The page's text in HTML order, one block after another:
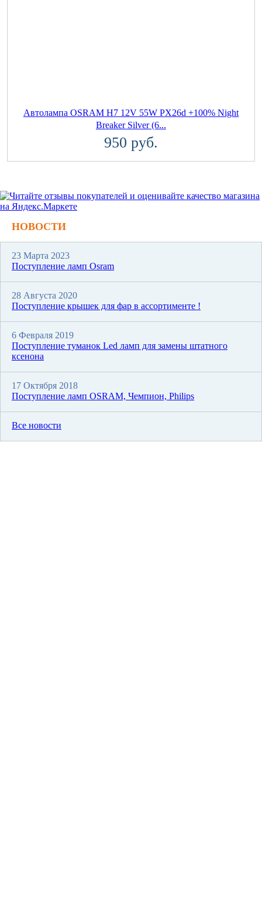
Автолампа OSRAM H7 12V 55W PX26d +100% Night
Breaker Silver (6...
950 руб.
НОВОСТИ
23 Марта 2023
Поступление ламп Osram
28 Августа 2020
Поступление крышек для фар в ассортименте !
6 Февраля 2019
Поступление туманок Led ламп для замены штатного
ксенона
17 Октября 2018
Поступление ламп OSRAM, Чемпион, Philips
Все новости